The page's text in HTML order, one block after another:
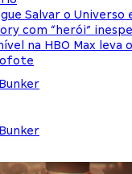
Salvar o Universo
com “herói”
na HBO Max leva